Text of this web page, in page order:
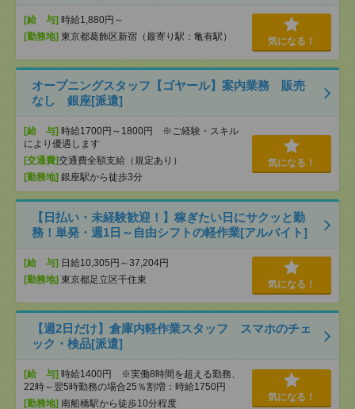
[給 与] 時給1,880円～
[勤務地] 東京都葛飾区新宿（最寄り駅：亀有駅） 気になる！
オープニングスタッフ【ゴヤール】案内業務 販売
なし 銀座[派遣]
[給 与] 時給1700円～1800円 ※ご経験・スキル
により優遇します
[交通費]交通費全額支給（規定あり）
[勤務地] 銀座駅から徒歩3分
気になる！
【日払い・未経験歓迎！】稼ぎたい日にサクッと勤
務！単発・週1日～自由シフトの軽作業[アルバイト]
[給 与] 日給10,305円～37,204円
[勤務地] 東京都足立区千住東 気になる！
【週2日だけ】倉庫内軽作業スタッフ スマホのチェ
ック・検品[派遣]
[給 与] 時給1400円 ※実働8時間を超える勤務、
22時～翌5時勤務の場合25％割増：時給1750円
[勤務地] 南船橋駅から徒歩10分程度
気になる！